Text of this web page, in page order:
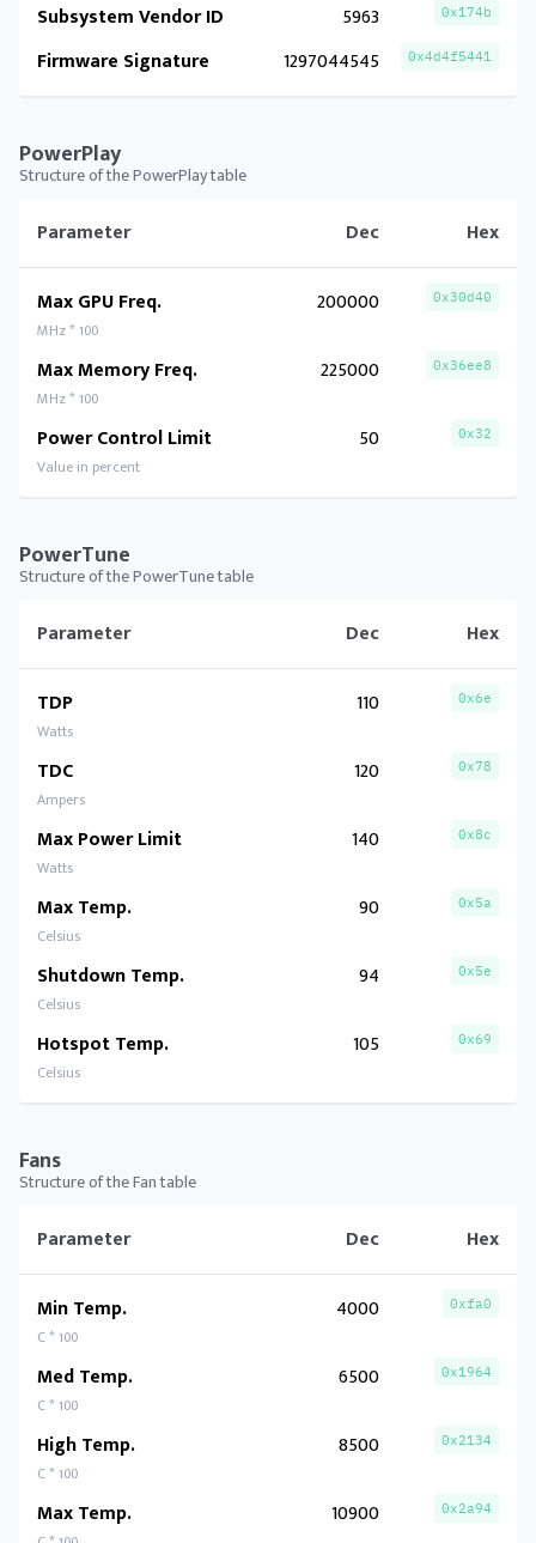
Subsystem Vendor ID 5963 0x174b
Firmware Signature 1297044545 0x4d4f5441
PowerPlay
Structure of the PowerPlay table
Parameter Dec Hex
Max GPU Freq.
MHz * 100
200000 0x30d40
Max Memory Freq.
MHz * 100
225000 0x36ee8
Power Control Limit
Value in percent
50 0x32
PowerTune
Structure of the PowerTune table
Parameter Dec Hex
TDP
Watts
110 0x6e
TDC
Ampers
120 0x78
Max Power Limit
Watts
140 0x8c
Max Temp.
Celsius
90 0x5a
Shutdown Temp.
Celsius
94 0x5e
Hotspot Temp.
Celsius
105 0x69
Fans
Structure of the Fan table
Parameter Dec Hex
Min Temp.
C * 100
4000 0xfa0
Med Temp.
C * 100
6500 0x1964
High Temp.
C * 100
8500 0x2134
Max Temp. 10900 0x2a94